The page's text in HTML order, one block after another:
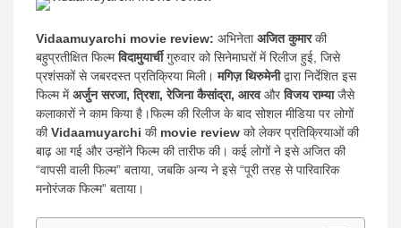
Vidaamuyarchi movie review: अभिनेताअजित कुमारकी
बहुप्रतीक्षित फिल्मविदामुयार्चीगुरुवार को सिनेमाघरों में रिलीज हुई, जिसे
प्रशंसकों से जबरदस्त प्रतिक्रिया मिली।मगिज़ थिरुमेनीद्वारा निर्देशित इस
फिल्म मेंअर्जुन सरजा, त्रिशा, रेजिना कैसांद्रा, आरवऔरविजय राम्याजैसे
कलाकारों ने काम किया है।फिल्म की रिलीज के बाद सोशल मीडिया पर लोगों
कीVidaamuyarchi कीmovie review को लेकर प्रतिक्रियाओं की
बाढ़ आ गई और उन्होंने फिल्म की तारीफ की। कई लोगों ने इसे अजित की
“वापसी वाली फिल्म” बताया, जबकि अन्य ने इसे “पूरी तरह से पारिवारिक
मनोरंजक फिल्म” बताया।